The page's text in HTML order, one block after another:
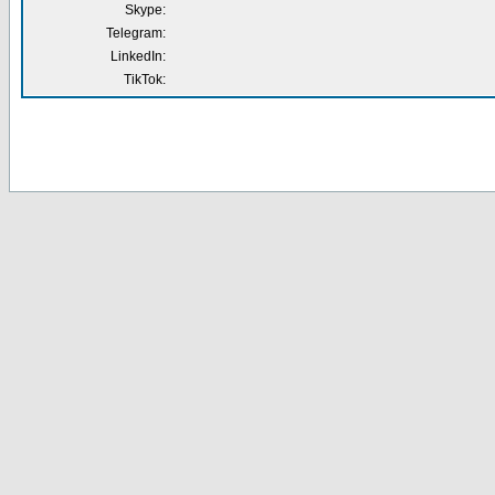
Skype:
Telegram:
LinkedIn:
TikTok: